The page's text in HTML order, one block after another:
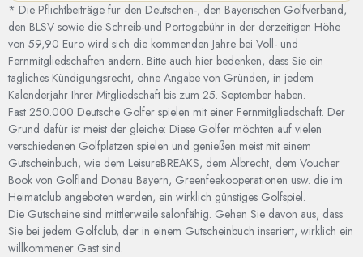
* Die Pflichtbeiträge für den Deutschen-, den Bayerischen Golfverband,
den BLSV sowie die Schreib-und Portogebühr in der derzeitigen Höhe
von 59,90 Euro wird sich die kommenden Jahre bei Voll- und
Fernmitgliedschaften ändern. Bitte auch hier bedenken, dass Sie ein
tägliches Kündigungsrecht, ohne Angabe von Gründen, in jedem
Kalenderjahr Ihrer Mitgliedschaft bis zum 25. September haben.
Fast 250.000 Deutsche Golfer spielen mit einer Fernmitgliedschaft. Der
Grund dafür ist meist der gleiche: Diese Golfer möchten auf vielen
verschiedenen Golfplätzen spielen und genießen meist mit einem
Gutscheinbuch, wie dem LeisureBREAKS, dem Albrecht, dem Voucher
Book von Golfland Donau Bayern, Greenfeekooperationen usw. die im
Heimatclub angeboten werden, ein wirklich günstiges Golfspiel.
Die Gutscheine sind mittlerweile salonfähig. Gehen Sie davon aus, dass
Sie bei jedem Golfclub, der in einem Gutscheinbuch inseriert, wirklich ein
willkommener Gast sind.